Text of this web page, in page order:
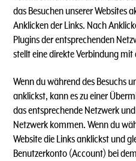
das Besuchen unserer Websites
Anklicken der Links. Nach
Plugins der entsprechenden
stellt eine direkte Verbindung mit
Wenn du während des Besuchs
anklickst, kann es zu einer
das entsprechende Netzwerk
Netzwerk kommen. Wenn du
Website die Links anklickst und
Benutzerkonto (Account) bei